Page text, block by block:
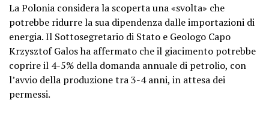
La Polonia considera la scoperta una «svolta» che
potrebbe ridurre la sua dipendenza dalle importazioni di
energia. Il Sottosegretario di Stato e Geologo Capo
Krzysztof Galos ha affermato che il giacimento potrebbe
coprire il 4-5% della domanda annuale di petrolio, con
l’avvio della produzione tra 3-4 anni, in attesa dei
permessi.